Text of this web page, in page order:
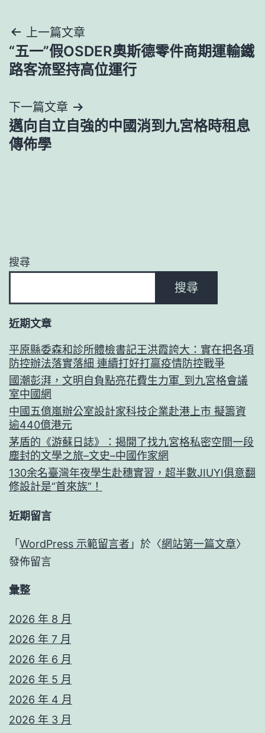
文
章
覽
上一篇文章
“五一”假OSDER奧斯德零件商期運輸鐵
路客流堅持高位運行
下一篇文章
邁向自立自強的中國消到九宮格時租息
傳佈學
搜尋
搜尋
近期文章
平原縣委森和診所體檢書記王洪霞誇大：實在把各項
防控辦法落實落細 連續打好打贏疫情防控戰爭
國潮彭湃，文明自負點亮花費生力軍_到九宮格會議
室中國網
中國五億嵐辦公室設計家科技企業赴港上市 擬籌資
逾440億港元
茅盾的《游蘇日誌》：揭開了找九宮格私密空間一段
塵封的文學之旅–文史–中國作家網
130余名臺灣年夜學生赴穗實習，超半數JIUYI俱意翻
修設計是“首來族”！
近期留言
「 WordPress 示範留言者 」於〈網站第一篇文章〉
發佈留言
彙整
2026 年 8 月
2026 年 7 月
2026 年 6 月
2026 年 5 月
2026 年 4 月
2026 年 3 月